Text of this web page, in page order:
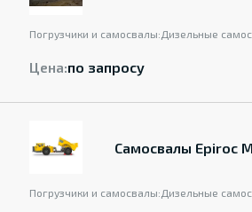
Погрузчики и самосвалы: Дизельные
Цена:по запросу
Самосвалы Epiroc
Погрузчики и самосвалы: Дизельные